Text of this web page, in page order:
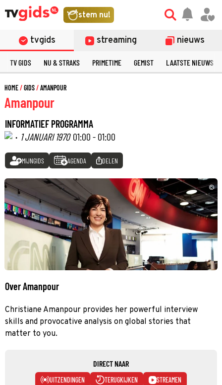
stem nu!
tvgids streaming nieuws
TV GIDS NU & STRAKS PRIMETIME GEMIST LAATSTE NIEUWS
HOME GIDS AMANPOUR
Amanpour
INFORMATIEF PROGRAMMA
· 1 JANUARI 1970 01:00 - 01:00
MIJNGIDS AGENDA DELEN
©
Over Amanpour
Christiane Amanpour provides her powerful interview
skills and provocative analysis on global stories that
matter to you.
DIRECT NAAR
UITZENDINGEN TERUGKIJKEN STREAMEN